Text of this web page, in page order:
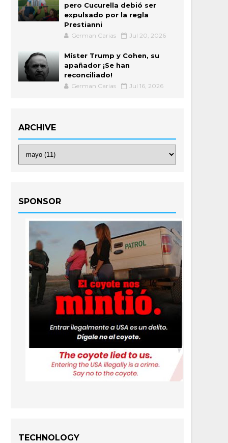
pero Cucurella debió ser
expulsado por la regla
Prestianni
German Carias Jul 20, 2026
Míster Trump y Cohen, su
apañador ¡Se han
reconciliado!
German Carias Jul 16, 2026
ARCHIVE
SPONSOR
TECHNOLOGY